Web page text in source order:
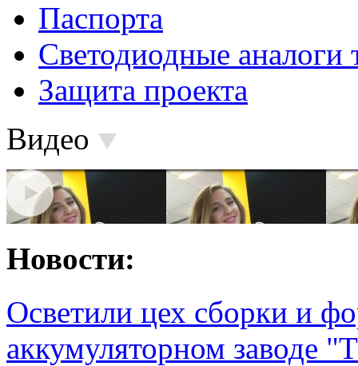
Паспорта
Светодиодные аналоги
Защита проекта
Видео
Новости:
Осветили цех сборки и
аккумуляторном заводе